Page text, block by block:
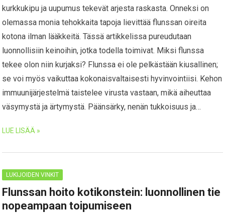
kurkkukipu ja uupumus tekevät arjesta raskasta. Onneksi on
olemassa monia tehokkaita tapoja lievittää flunssan oireita
kotona ilman lääkkeitä. Tässä artikkelissa pureudutaan
luonnollisiin keinoihin, jotka todella toimivat. Miksi flunssa
tekee olon niin kurjaksi? Flunssa ei ole pelkästään kiusallinen;
se voi myös vaikuttaa kokonaisvaltaisesti hyvinvointiisi. Kehon
immuunijärjestelmä taistelee virusta vastaan, mikä aiheuttaa
väsymystä ja ärtymystä. Päänsärky, nenän tukkoisuus ja…
LUE LISÄÄ »
LUKIJOIDEN VINKIT
Flunssan hoito kotikonstein: luonnollinen tie
nopeampaan toipumiseen